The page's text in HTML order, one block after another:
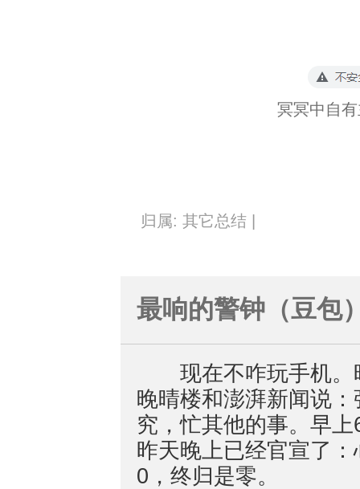
冥冥中自
归属: 其它总结 |
最响的警钟（豆包
现在不咋玩手机。
晚晴楼和澎湃新闻说
究，忙其他的事。早
昨天晚上已经官宣了
0，终归是零。